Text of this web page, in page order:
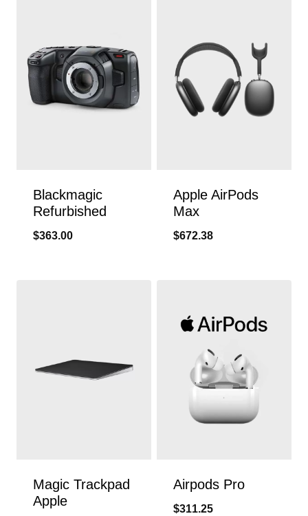
Blackmagic
Refurbished
$363.00
Apple AirPods
Max
$672.38
Magic Trackpad
Apple
Airpods Pro
$311.25